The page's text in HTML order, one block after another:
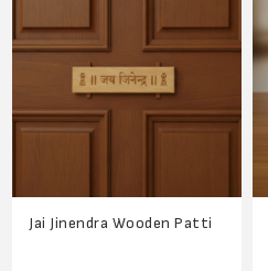
Jai Jinendra Wooden Patti